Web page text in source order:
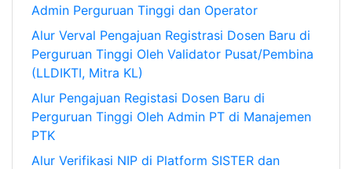
Admin Perguruan Tinggi dan Operator
Alur Verval Pengajuan Registrasi Dosen Baru di
Perguruan Tinggi Oleh Validator Pusat/Pembina
(LLDIKTI, Mitra KL)
Alur Pengajuan Registasi Dosen Baru di
Perguruan Tinggi Oleh Admin PT di Manajemen
PTK
Alur Verifikasi NIP di Platform SISTER dan